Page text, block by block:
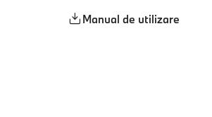
Manual de utilizare